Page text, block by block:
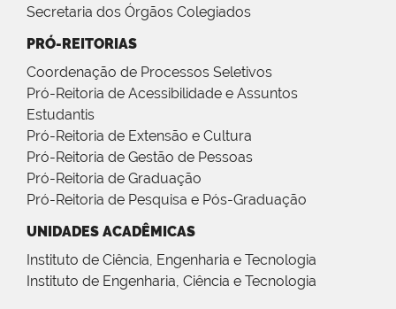
Secretaria dos Órgãos Colegiados
PRÓ-REITORIAS
Coordenação de Processos Seletivos
Pró-Reitoria de Acessibilidade e Assuntos
Estudantis
Pró-Reitoria de Extensão e Cultura
Pró-Reitoria de Gestão de Pessoas
Pró-Reitoria de Graduação
Pró-Reitoria de Pesquisa e Pós-Graduação
UNIDADES ACADÊMICAS
Instituto de Ciência, Engenharia e Tecnologia
Instituto de Engenharia, Ciência e Tecnologia